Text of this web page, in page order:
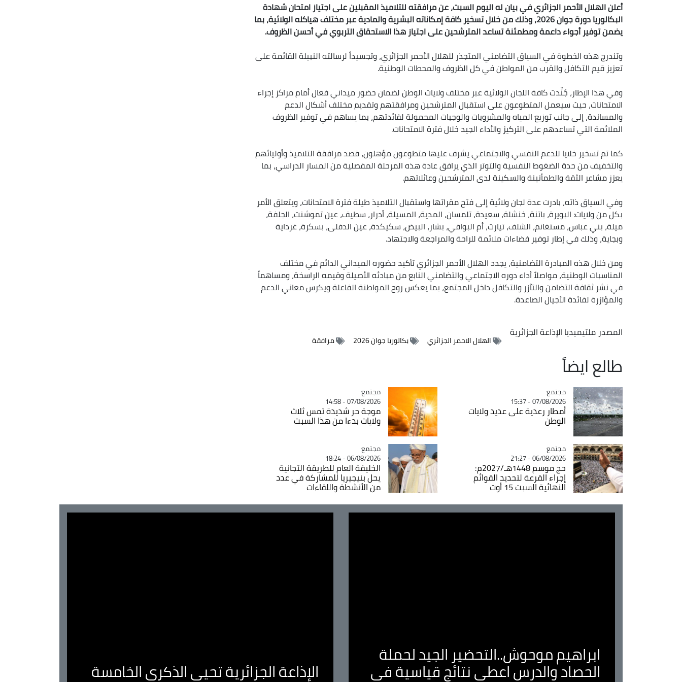
أعلن الهلال الأحمر الجزائري في بيان له اليوم السبت، عن مرافقته للتلاميذ المقبلين على اجتياز امتحان شهادة
البكالوريا دورة جوان 2026، وذلك من خلال تسخير كافة إمكاناته البشرية والمادية عبر مختلف هياكله الولائية، بما
يضمن توفير أجواء داعمة ومطمئنة تساعد المترشحين على اجتياز هذا الاستحقاق التربوي في أحسن الظروف.
وتندرج هذه الخطوة​ في السياق التضامني المتجذر للهلال الأحمر الجزائري، وتجسيداً لرسالته النبيلة القائمة على
تعزيز قيم التكافل والقرب من المواطن في كل الظروف والمحطات الوطنية.
​وفي هذا الإطار، جُنِّدت كافة اللجان الولائية عبر مختلف ولايات الوطن لضمان حضور ميداني فعال أمام مراكز إجراء
الامتحانات، حيث سيعمل المتطوعون على استقبال المترشحين ومرافقتهم وتقديم مختلف أشكال الدعم
والمساندة، إلى جانب توزيع المياه والمشروبات والوجبات المحمولة لفائدتهم، بما يساهم في توفير الظروف
الملائمة التي تساعدهم على التركيز والأداء الجيد خلال فترة الامتحانات.
​كما تم تسخير خلايا للدعم النفسي والاجتماعي يشرف عليها متطوعون مؤهلون، قصد مرافقة التلاميذ وأوليائهم
والتخفيف من حدة الضغوط النفسية والتوتر الذي يرافق عادة هذه المرحلة المفصلية من المسار الدراسي، بما
يعزز مشاعر الثقة والطمأنينة والسكينة لدى المترشحين وعائلاتهم.
​وفي السياق ذاته، بادرت عدة لجان ولائية إلى فتح مقراتها واستقبال التلاميذ طيلة فترة الامتحانات، ويتعلق الأمر
بكل من ولايات: البويرة، باتنة، خنشلة، سعيدة، تلمسان، المدية، المسيلة، أدرار، سطيف، عين تموشنت، الجلفة،
ميلة، بني عباس، مستغانم، الشلف، تيارت، أم البواقي، بشار، البيض، سكيكدة، عين الدفلى، بسكرة، غرداية
وبجاية، وذلك في إطار توفير فضاءات ملائمة للراحة والمراجعة والاجتهاد.
​ومن خلال هذه المبادرة التضامنية، يجدد الهلال الأحمر الجزائري تأكيد حضوره الميداني الدائم في مختلف
المناسبات الوطنية، مواصلاً أداء دوره الاجتماعي والتضامني النابع من مبادئه الأصيلة وقيمه الراسخة، ومساهماً
في نشر ثقافة التضامن والتآزر والتكافل داخل المجتمع، بما يعكس روح المواطنة الفاعلة ويكرس معاني الدعم
والمؤازرة لفائدة الأجيال الصاعدة.
المصدر ملتيميديا الإذاعة الجزائرية
الهلال الاحمر الجزائري بكالوريا جوان 2026 مرافقة
طالع ايضاً
Catégorie
مجتمع
07/08/2026 - 15:37
أمطار رعدية على عديد ولايات
الوطن
Catégorie
مجتمع
07/08/2026 - 14:58
موجة حر شديدة تمس ثلاث
ولايات بدءا من هذا السبت
Catégorie
مجتمع
06/08/2026 - 21:27
حج موسم 1448هـ/2027م:
إجراء القرعة لتحديد القوائم
النهائية السبت 15 أوت
Catégorie
مجتمع
06/08/2026 - 18:24
الخليفة العام للطريقة التجانية
يحل بنيجيريا للمشاركة في عدد
من الأنشطة واللقاءات
ابراهيم موحوش..التحضير الجيد لحملة
الحصاد والدرس اعطى نتائج قياسية في الإذاعة الجزائرية تحيي الذكرى الخامسة